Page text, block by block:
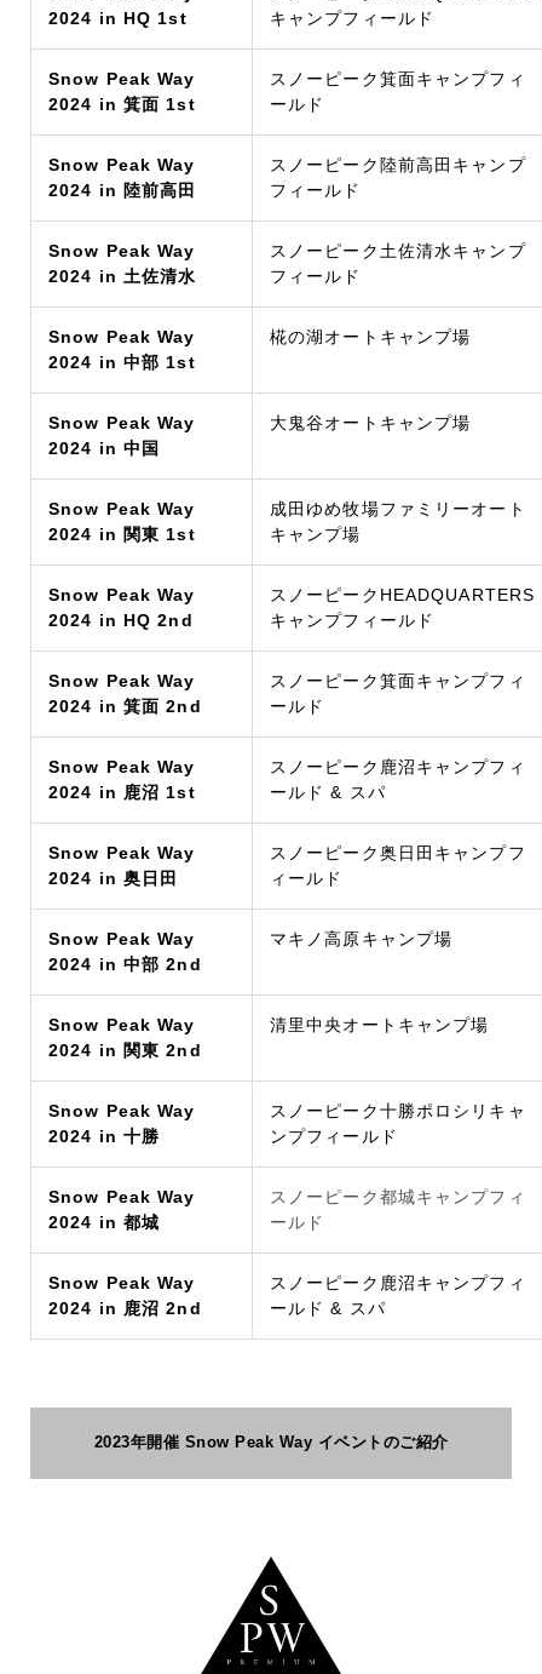
2024 in HQ 1st
キャンプフィールド
Snow Peak Way
2024 in 箕面 1st
スノーピーク箕面キャンプフィ
ールド
Snow Peak Way
2024 in 陸前高田
スノーピーク陸前高田キャンプ
フィールド
Snow Peak Way
2024 in 土佐清水
スノーピーク土佐清水キャンプ
フィールド
Snow Peak Way
2024 in 中部 1st
椛の湖オートキャンプ場
Snow Peak Way
2024 in 中国
大鬼谷オートキャンプ場
Snow Peak Way
2024 in 関東 1st
成田ゆめ牧場ファミリーオート
キャンプ場
Snow Peak Way
2024 in HQ 2nd
スノーピークHEADQUARTERS
キャンプフィールド
Snow Peak Way
2024 in 箕面 2nd
スノーピーク箕面キャンプフィ
ールド
Snow Peak Way
2024 in 鹿沼 1st
スノーピーク鹿沼キャンプフィ
ールド & スパ
Snow Peak Way
2024 in 奥日田
スノーピーク奥日田キャンプフ
ィールド
Snow Peak Way
2024 in 中部 2nd
マキノ高原キャンプ場
Snow Peak Way
2024 in 関東 2nd
清里中央オートキャンプ場
Snow Peak Way
2024 in 十勝
スノーピーク十勝ポロシリキャ
ンプフィールド
Snow Peak Way
2024 in 都城
スノーピーク都城キャンプフィ
ールド
Snow Peak Way
2024 in 鹿沼 2nd
スノーピーク鹿沼キャンプフィ
ールド & スパ
2023年開催 Snow Peak Way イベントのご紹介